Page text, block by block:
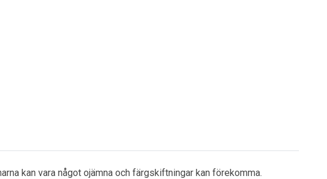
kan vara något ojämna och färgskiftningar kan förekomma.